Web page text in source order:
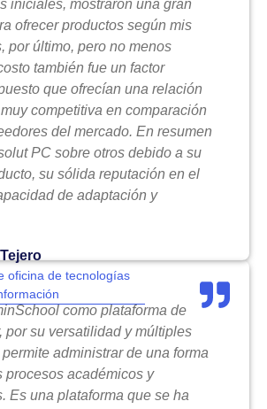
iniciales, mostraron una gran
ofrecer productos según mis
por último, pero no menos
también fue un factor
que ofrecían una relación
competitiva en comparación
del mercado. En resumen
PC sobre otros debido a su
su sólida reputación en el
de adaptación y
oficina de tecnologías
como plataforma de
por su versatilidad y múltiples
administrar de una forma
procesos académicos y
Es una plataforma que se ha